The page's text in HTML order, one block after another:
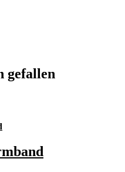
gefallen